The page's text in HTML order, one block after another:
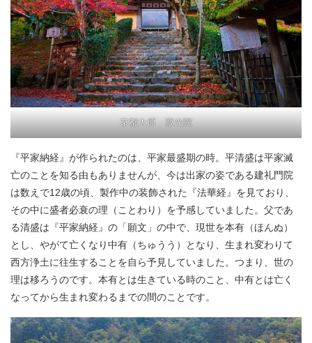
京都大原 寂光院
『平家納経』が作られたのは、平家最盛期の時。平清盛は平家滅
亡のことを知る由もありませんが、今は出家の姿である建礼門院
は数えで12歳の頃、製作中の装飾された『法華経』を見ており、
その中に盛者必衰の理（ことわり）を予感していました。父であ
る清盛は『平家納経』の「願文」の中で、現世を本有（ほんぬ）
とし、やがて亡くなり中有（ちゅうう）となり、生まれ変わりて
西方浄土に往生することを自ら予見していました。つまり、世の
理は移ろうのです。本有とは生きている時のこと、中有とは亡く
なってから生まれ変わるまでの間のことです。